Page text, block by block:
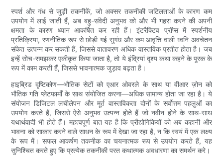
स्पर्श और गंध से जुड़ी तकनीकें, जो अक्सर तकनीकी जटिलताओं के कारण कम
उपयोग में लाई जाती हैं, अब बहु-संवेदी अनुभव को और भी गहरा करने की अपनी
क्षमता के कारण ध्यान आकर्षित कर रही हैं। इंटरैक्टिव प्रॉप्स में स्पर्शनीय
प्रतिक्रिया, रणनीतिक रूप से छोड़ी गई सुगंध और कम आवृत्ति वाली ध्वनि अवचेतन
संकेत उत्पन्न कर सकती हैं, जिससे वातावरण अधिक वास्तविक प्रतीत होता है। जब
इन्हें सोच-समझकर एकीकृत किया जाता है, तो ये इंद्रियां दृश्य कथा कहने के पूरक के
रूप में काम करती हैं, जिससे भावनात्मक जुड़ाव बढ़ता है।
हाइब्रिड दृष्टिकोण—भौतिक सेटों को एआर ओवरले के साथ या वीआर ज़ोन को
भौतिक गति प्लेटफार्मों के साथ संयोजित करना—अधिक सामान्य होता जा रहा है। ये
संयोजन डिजिटल लचीलेपन और मूर्त वास्तविकता दोनों के सर्वोत्तम पहलुओं का
उपयोग करते हैं, जिससे ऐसे अनुभव उत्पन्न होते हैं जो नवीन होने के साथ-साथ
यथार्थवादी भी होते हैं। महत्वपूर्ण बात यह है कि प्रौद्योगिकियों को अब कहानी और
भावना को साकार करने वाले साधन के रूप में देखा जा रहा है, न कि स्वयं में एक लक्ष्य
के रूप में। सफल आकर्षण तकनीक का चयनात्मक रूप से उपयोग करते हैं, यह
सुनिश्चित करते हुए कि प्रत्येक तकनीकी परत कथात्मक अवधारणा का समर्थन करे।